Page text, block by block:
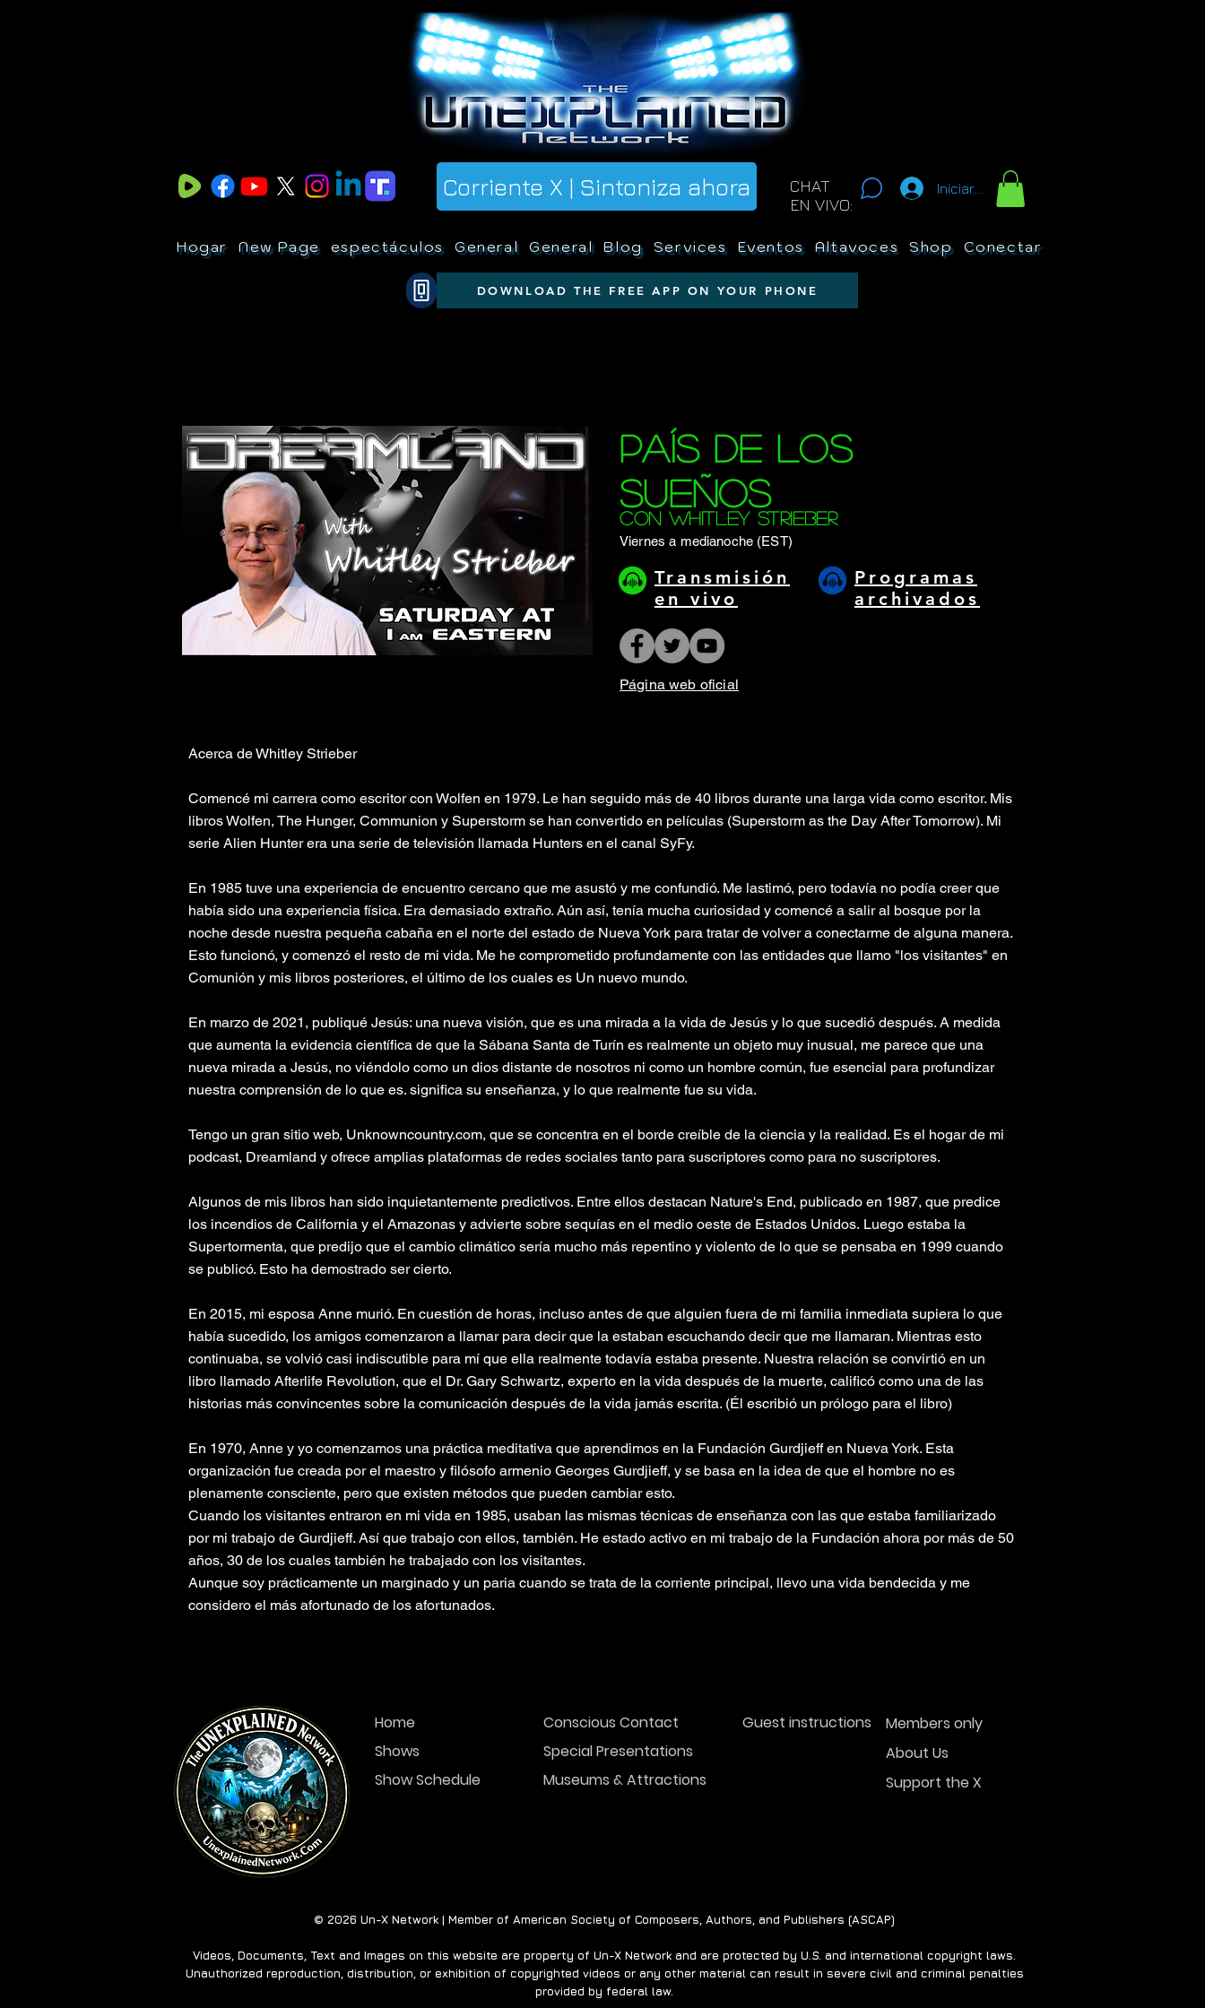
Corriente X | Sintoniza ahora
CHAT
EN VIVO:
Iniciar sesión
Hogar New Page espectáculos General General Blog Services Eventos Altavoces Shop Conectar
DOWNLOAD THE FREE APP ON YOUR PHONE
País de los
sueños
con Whitley Strieber
Viernes a medianoche (EST)
Transmisión
en vivo
Programas
archivados
Página web oficial
Acerca de Whitley Strieber
Comencé mi carrera como escritor con Wolfen en 1979. Le han seguido más de 40 libros durante una larga vida como escritor. Mis
libros Wolfen, The Hunger, Communion y Superstorm se han convertido en películas (Superstorm as the Day After Tomorrow). Mi
serie Alien Hunter era una serie de televisión llamada Hunters en el canal SyFy.
En 1985 tuve una experiencia de encuentro cercano que me asustó y me confundió. Me lastimó, pero todavía no podía creer que
había sido una experiencia física. Era demasiado extraño. Aún así, tenía mucha curiosidad y comencé a salir al bosque por la
noche desde nuestra pequeña cabaña en el norte del estado de Nueva York para tratar de volver a conectarme de alguna manera.
Esto funcionó, y comenzó el resto de mi vida. Me he comprometido profundamente con las entidades que llamo "los visitantes" en
Comunión y mis libros posteriores, el último de los cuales es Un nuevo mundo.
En marzo de 2021, publiqué Jesús: una nueva visión, que es una mirada a la vida de Jesús y lo que sucedió después. A medida
que aumenta la evidencia científica de que la Sábana Santa de Turín es realmente un objeto muy inusual, me parece que una
nueva mirada a Jesús, no viéndolo como un dios distante de nosotros ni como un hombre común, fue esencial para profundizar
nuestra comprensión de lo que es. significa su enseñanza, y lo que realmente fue su vida.
Tengo un gran sitio web, Unknowncountry.com, que se concentra en el borde creíble de la ciencia y la realidad. Es el hogar de mi
podcast, Dreamland y ofrece amplias plataformas de redes sociales tanto para suscriptores como para no suscriptores.
Algunos de mis libros han sido inquietantemente predictivos. Entre ellos destacan Nature's End, publicado en 1987, que predice
los incendios de California y el Amazonas y advierte sobre sequías en el medio oeste de Estados Unidos. Luego estaba la
Supertormenta, que predijo que el cambio climático sería mucho más repentino y violento de lo que se pensaba en 1999 cuando
se publicó. Esto ha demostrado ser cierto.
En 2015, mi esposa Anne murió. En cuestión de horas, incluso antes de que alguien fuera de mi familia inmediata supiera lo que
había sucedido, los amigos comenzaron a llamar para decir que la estaban escuchando decir que me llamaran. Mientras esto
continuaba, se volvió casi indiscutible para mí que ella realmente todavía estaba presente. Nuestra relación se convirtió en un
libro llamado Afterlife Revolution, que el Dr. Gary Schwartz, experto en la vida después de la muerte, calificó como una de las
historias más convincentes sobre la comunicación después de la vida jamás escrita. (Él escribió un prólogo para el libro)
En 1970, Anne y yo comenzamos una práctica meditativa que aprendimos en la Fundación Gurdjieff en Nueva York. Esta
organización fue creada por el maestro y filósofo armenio Georges Gurdjieff, y se basa en la idea de que el hombre no es
plenamente consciente, pero que existen métodos que pueden cambiar esto.
Cuando los visitantes entraron en mi vida en 1985, usaban las mismas técnicas de enseñanza con las que estaba familiarizado
por mi trabajo de Gurdjieff. Así que trabajo con ellos, también. He estado activo en mi trabajo de la Fundación ahora por más de 50
años, 30 de los cuales también he trabajado con los visitantes.
Aunque soy prácticamente un marginado y un paria cuando se trata de la corriente principal, llevo una vida bendecida y me
considero el más afortunado de los afortunados.
Home
Shows
Show Schedule
Conscious Contact
Special Presentations
Museums & Attractions
Guest instructions
Members only
About Us
Support the X
© 2026 Un-X Network | Member of American Society of Composers, Authors, and Publishers (ASCAP)
Videos, Documents, Text and Images on this website are property of Un-X Network and are protected by U.S. and international copyright laws.
Unauthorized reproduction, distribution, or exhibition of copyrighted videos or any other material can result in severe civil and criminal penalties
provided by federal law.